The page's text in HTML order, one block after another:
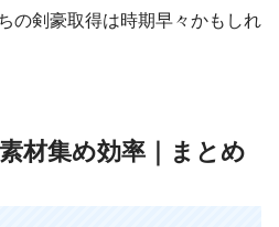
の剣豪取得は時期早々かもしれ
材集め効率｜まとめ